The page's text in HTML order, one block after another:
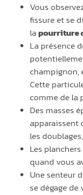
Vous
fissure et se
lapourriture
La présence
champignon,
Cette
comme de la
Des masses
apparaissent
les
Les
quand vous
Une senteur
se dégage